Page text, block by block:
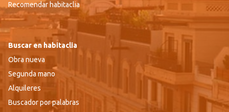
Recomendar habitaclia
Buscar en habitaclia
Obra nueva
Segunda mano
Alquileres
Buscador por palabras